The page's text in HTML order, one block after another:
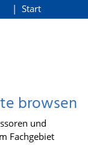
Start
browsen
und
Fachgebiet